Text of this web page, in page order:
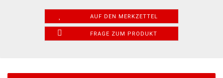
AUF DEN MERKZETTEL
FRAGE ZUM PRODUKT